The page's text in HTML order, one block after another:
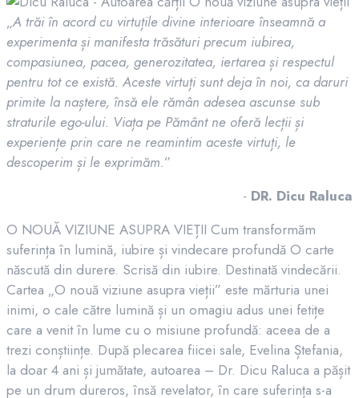
„A trăi în acord cu virtuțile divine interioare înseamnă a
experimenta și manifesta trăsături precum iubirea,
compasiunea, pacea, generozitatea, iertarea și respectul
pentru tot ce există. Aceste virtuți sunt deja în noi, ca daruri
primite la naștere, însă ele rămân adesea ascunse sub
straturile ego-ului. Viața pe Pământ ne oferă lecții și
experiențe prin care ne reamintim aceste virtuți, le
descoperim și le exprimăm.”
- DR. Dicu Raluca
O NOUĂ VIZIUNE ASUPRA VIEȚII Cum transformăm
suferința în lumină, iubire și vindecare profundă O carte
născută din durere. Scrisă din iubire. Destinată vindecării.
Cartea „O nouă viziune asupra vieții” este mărturia unei
inimi, o cale către lumină și un omagiu adus unei fetițe
care a venit în lume cu o misiune profundă: aceea de a
trezi conștiințe. După plecarea fiicei sale, Evelina Ștefania,
la doar 4 ani și jumătate, autoarea – Dr. Dicu Raluca a pășit
pe un drum dureros, însă revelator, în care suferința s-a